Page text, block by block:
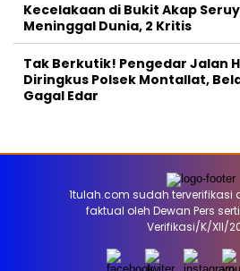
Kecelakaan di Bukit Akap
Meninggal Dunia, 2 Kritis
Tak Berkutik! Pengedar Jalan
Diringkus Polsek Montallat,
Gagal Edar
1tulah.com sudah
faktual oleh Dewan Pers
Verifikasi/K/XII/